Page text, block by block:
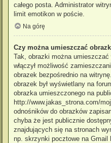
całego posta. Administrator
limit emotikon w poście.
Na górę
Czy można umieszczać
Tak, obrazki można
włączył możliwość
obrazek bezpośrednio na
obrazek był wyświetlany na
obrazka umieszczonego na
http://www.jakas_strona.com/
odnośników do obrazków
chyba że jest publicznie
znajdujących się na stronach
np. skrzynki pocztowe na Gmail